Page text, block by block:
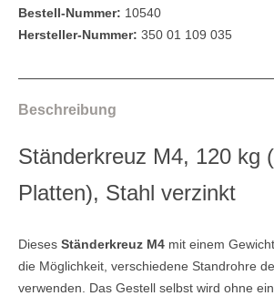
Bestell-Nummer: 10540
Hersteller-Nummer: 350 01 109 035
Beschreibung
Ständerkreuz M4, 120 kg
Platten), Stahl verzinkt
Dieses Ständerkreuz M4 mit einem
die Möglichkeit, verschiedene Standrohre
verwenden. Das Gestell selbst wird ohne